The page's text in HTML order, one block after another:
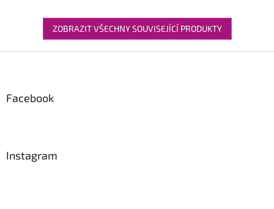
ZOBRAZIT VŠECHNY SOUVISEJÍCÍ PRODUKTY
Facebook
Instagram